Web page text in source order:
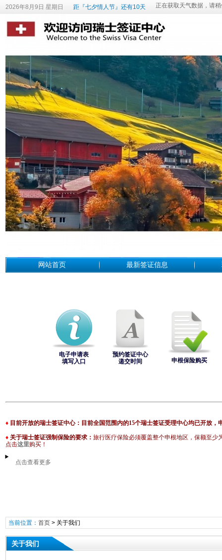
2026年8月9日 星期日 距『七夕情人节』还有10天
网站首页 最新签证信息
电子申请表
填写入口
预约签证中心
递交时间
申根保险购买
♦ 目前开放的瑞士签证中心： 目前全国范围内的15个瑞士签证受理中心均已开放
♦ 关于瑞士签证强制保险的要求： 旅行医疗保险必须覆盖整个申根地区，保额至少
点击这里购买！
点击查看更多
当前位置： 首页> 关于我们
关于我们